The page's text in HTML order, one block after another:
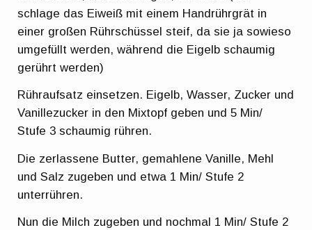
schlage das Eiweiß mit einem Handrührgrät in
einer großen Rührschüssel steif, da sie ja sowieso
umgefüllt werden, während die Eigelb schaumig
gerührt werden)
Rühraufsatz einsetzen. Eigelb, Wasser, Zucker und
Vanillezucker in den Mixtopf geben und 5 Min/
Stufe 3 schaumig rühren.
Die zerlassene Butter, gemahlene Vanille, Mehl
und Salz zugeben und etwa 1 Min/ Stufe 2
unterrühren.
Nun die Milch zugeben und nochmal 1 Min/ Stufe 2